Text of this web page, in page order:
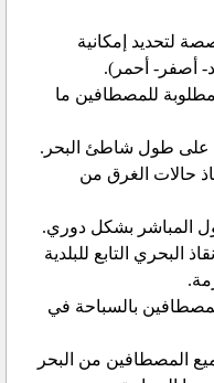
لتحديد إمكانية
أصفر- أحمر).
للمصطافين ما
على طول شاطئ البحر.
حالات الغرق من
المباشر بشكل دوري.
البحري التابع للبلدية
بالسباحة في
المصطافين من البحر